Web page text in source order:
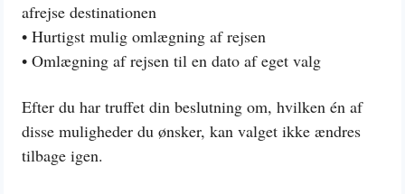
afrejse destinationen
• Hurtigst mulig omlægning af rejsen
• Omlægning af rejsen til en dato af eget valg
Efter du har truffet din beslutning om, hvilken én af
disse muligheder du ønsker, kan valget ikke ændres
tilbage igen.